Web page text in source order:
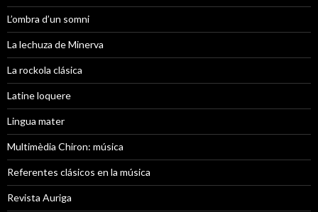
L’ombra d’un somni
La lechuza de Minerva
La rockola clásica
Latine loquere
Lingua mater
Multimèdia Chiron: música
Referentes clásicos en la música
Revista Auriga